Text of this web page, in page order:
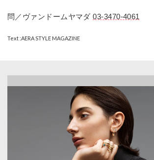
問／ヴァンドームヤマダ 03-3470-4061
Text :AERA STYLE MAGAZINE